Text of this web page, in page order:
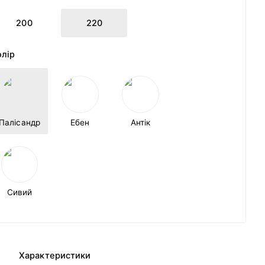
200 220
Ебен Антік
Сивий
Характеристики